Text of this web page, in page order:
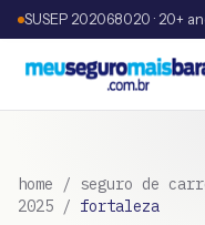
SUSEP 202068020 · 20+
home / seguro de
2025 / fortaleza